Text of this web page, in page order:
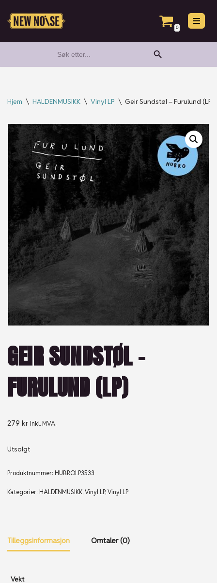
Hopp
0
for:
Search Button
Hjem \ HALDENMUSIKK \ Vinyl LP \ Geir Sundstøl – Furulund (LP)
GEIR SUNDSTØL –
FURULUND (LP)
279 kr Inkl. MVA.
Utsolgt
Produktnummer: HUBROLP3533
Kategorier: HALDENMUSIKK,Vinyl LP,Vinyl LP
Tilleggsinformasjon Omtaler (0)
Vekt